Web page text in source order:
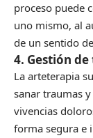
proceso puede
uno mismo, al
de un sentido
4. Gestión
La arteterapia
sanar traumas
vivencias
forma segura e